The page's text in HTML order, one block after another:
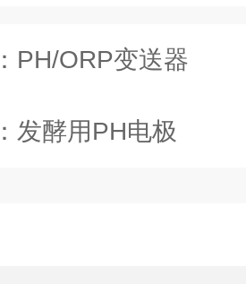
PH/ORP变送器
发酵用PH电极